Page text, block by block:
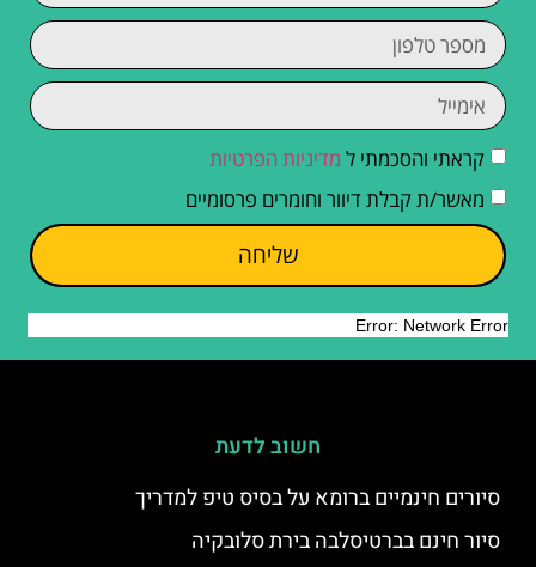
קראתי והסכמתי ל מדיניות הפרטיות
מאשר/ת קבלת דיוור וחומרים פרסומיים
שליחה
חשוב לדעת
סיורים חינמיים ברומא על בסיס טיפ למדריך
סיור חינם בברטיסלבה בירת סלובקיה